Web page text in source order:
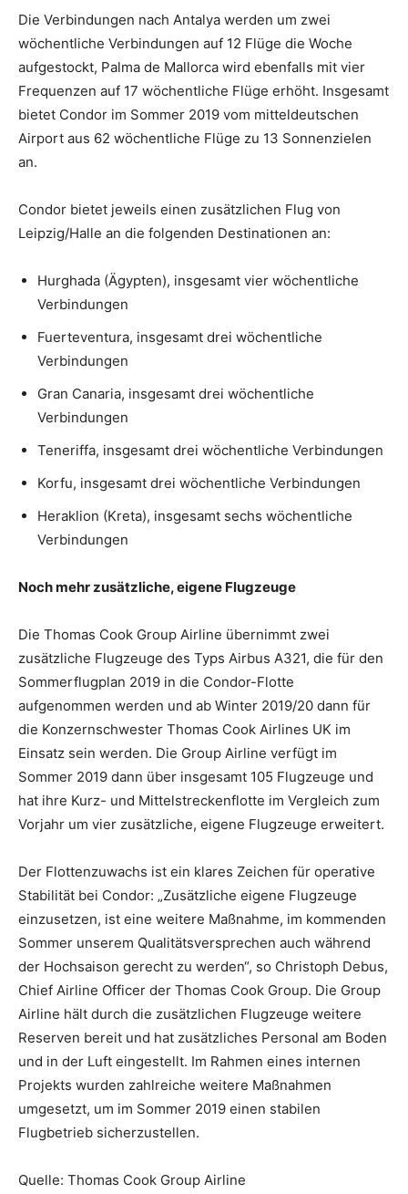
Die Verbindungen nach Antalya werden um zwei
wöchentliche Verbindungen auf 12 Flüge die Woche
aufgestockt, Palma de Mallorca wird ebenfalls mit vier
Frequenzen auf 17 wöchentliche Flüge erhöht. Insgesamt
bietet Condor im Sommer 2019 vom mitteldeutschen
Airport aus 62 wöchentliche Flüge zu 13 Sonnenzielen
an.
Condor bietet jeweils einen zusätzlichen Flug von
Leipzig/Halle an die folgenden Destinationen an:
Hurghada (Ägypten), insgesamt vier wöchentliche
Verbindungen
Fuerteventura, insgesamt drei wöchentliche
Verbindungen
Gran Canaria, insgesamt drei wöchentliche
Verbindungen
Teneriffa, insgesamt drei wöchentliche Verbindungen
Korfu, insgesamt drei wöchentliche Verbindungen
Heraklion (Kreta), insgesamt sechs wöchentliche
Verbindungen
Noch mehr zusätzliche, eigene Flugzeuge
Die Thomas Cook Group Airline übernimmt zwei
zusätzliche Flugzeuge des Typs Airbus A321, die für den
Sommerflugplan 2019 in die Condor-Flotte
aufgenommen werden und ab Winter 2019/20 dann für
die Konzernschwester Thomas Cook Airlines UK im
Einsatz sein werden. Die Group Airline verfügt im
Sommer 2019 dann über insgesamt 105 Flugzeuge und
hat ihre Kurz- und Mittelstreckenflotte im Vergleich zum
Vorjahr um vier zusätzliche, eigene Flugzeuge erweitert.
Der Flottenzuwachs ist ein klares Zeichen für operative
Stabilität bei Condor: „Zusätzliche eigene Flugzeuge
einzusetzen, ist eine weitere Maßnahme, im kommenden
Sommer unserem Qualitätsversprechen auch während
der Hochsaison gerecht zu werden“, so Christoph Debus,
Chief Airline Officer der Thomas Cook Group. Die Group
Airline hält durch die zusätzlichen Flugzeuge weitere
Reserven bereit und hat zusätzliches Personal am Boden
und in der Luft eingestellt. Im Rahmen eines internen
Projekts wurden zahlreiche weitere Maßnahmen
umgesetzt, um im Sommer 2019 einen stabilen
Flugbetrieb sicherzustellen.
Quelle: Thomas Cook Group Airline